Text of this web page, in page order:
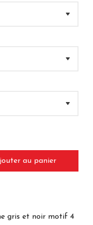
au panier
gris et noir motif 4